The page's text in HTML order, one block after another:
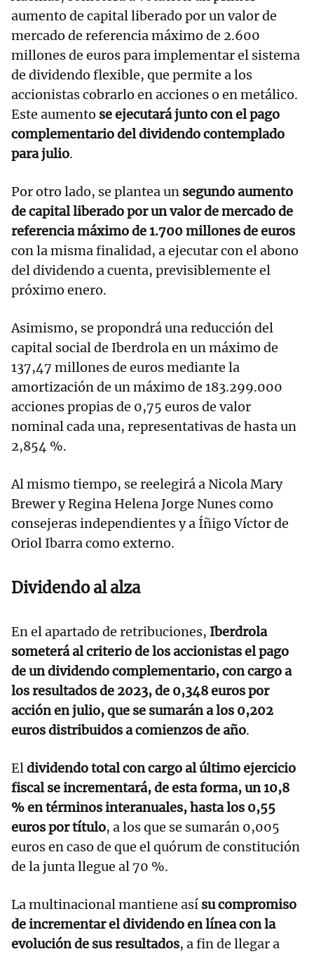
aumento de capital liberado por un valor de
mercado de referencia máximo de 2.600
millones de euros para implementar el sistema
de dividendo flexible, que permite a los
accionistas cobrarlo en acciones o en metálico.
Este aumento se ejecutará junto con el pago
complementario del dividendo contemplado
para julio.
Por otro lado, se plantea un segundo aumento
de capital liberado por un valor de mercado de
referencia máximo de 1.700 millones de euros
con la misma finalidad, a ejecutar con el abono
del dividendo a cuenta, previsiblemente el
próximo enero.
Asimismo, se propondrá una reducción del
capital social de Iberdrola en un máximo de
137,47 millones de euros mediante la
amortización de un máximo de 183.299.000
acciones propias de 0,75 euros de valor
nominal cada una, representativas de hasta un
2,854 %.
Al mismo tiempo, se reelegirá a Nicola Mary
Brewer y Regina Helena Jorge Nunes como
consejeras independientes y a Íñigo Víctor de
Oriol Ibarra como externo.
Dividendo al alza
En el apartado de retribuciones, Iberdrola
someterá al criterio de los accionistas el pago
de un dividendo complementario, con cargo a
los resultados de 2023, de 0,348 euros por
acción en julio, que se sumarán a los 0,202
euros distribuidos a comienzos de año.
Eldividendo total con cargo al último ejercicio
fiscal se incrementará, de esta forma, un 10,8
% en términos interanuales, hasta los 0,55
euros por título, a los que se sumarán 0,005
euros en caso de que el quórum de constitución
de la junta llegue al 70 %.
La multinacional mantiene así su compromiso
de incrementar el dividendo en línea con la
evolución de sus resultados, a fin de llegar a